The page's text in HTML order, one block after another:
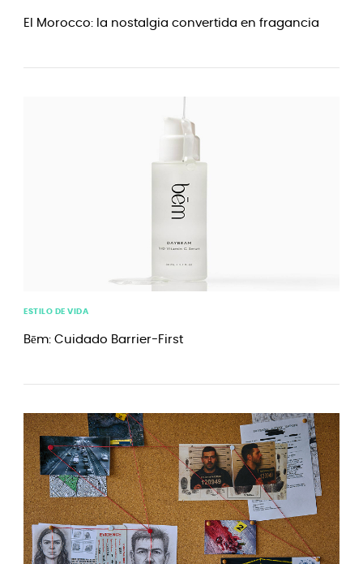
El Morocco: la nostalgia convertida en fragancia
ESTILO DE VIDA
Bēm: Cuidado Barrier-First